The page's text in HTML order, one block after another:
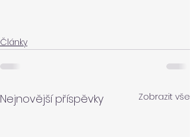
Články
Nejnovější příspěvky Zobrazit vše